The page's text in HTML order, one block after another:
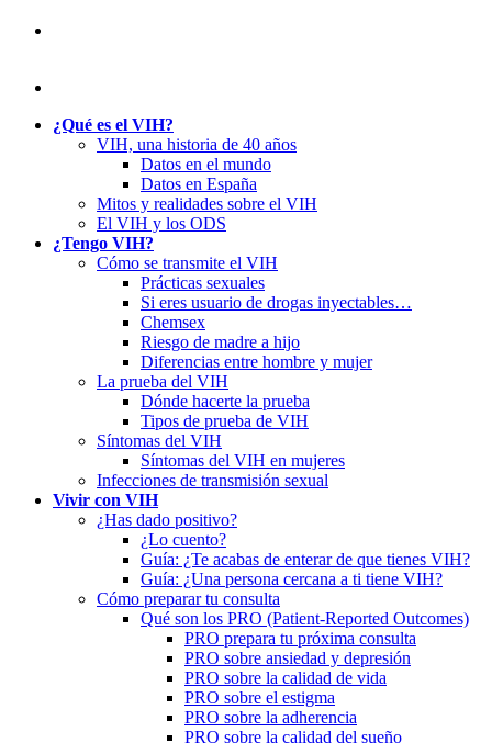
¿Qué es el VIH?
VIH, una historia de 40 años
Datos en el mundo
Datos en España
Mitos y realidades sobre el VIH
El VIH y los ODS
¿Tengo VIH?
Cómo se transmite el VIH
Prácticas sexuales
Si eres usuario de drogas inyectables…
Chemsex
Riesgo de madre a hijo
Diferencias entre hombre y mujer
La prueba del VIH
Dónde hacerte la prueba
Tipos de prueba de VIH
Síntomas del VIH
Síntomas del VIH en mujeres
Infecciones de transmisión sexual
Vivir con VIH
¿Has dado positivo?
¿Lo cuento?
Guía: ¿Te acabas de enterar de que tienes VIH?
Guía: ¿Una persona cercana a ti tiene VIH?
Cómo preparar tu consulta
Qué son los PRO (Patient-Reported Outcomes)
PRO prepara tu próxima consulta
PRO sobre ansiedad y depresión
PRO sobre la calidad de vida
PRO sobre el estigma
PRO sobre la adherencia
PRO sobre la calidad del sueño